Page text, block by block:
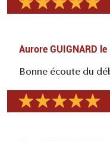
Aurore GUIGNARD le
Bonne écoute du